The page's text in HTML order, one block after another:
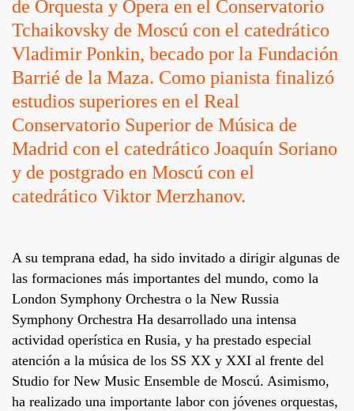
de Orquesta y Ópera en el Conservatorio
Tchaikovsky de Moscú con el catedrático
Vladimir Ponkin, becado por la Fundación
Barrié de la Maza. Como pianista finalizó
estudios superiores en el Real
Conservatorio Superior de Música de
Madrid con el catedrático Joaquín Soriano
y de postgrado en Moscú con el
catedrático Viktor Merzhanov.
A su temprana edad, ha sido invitado a dirigir algunas de
las formaciones más importantes del mundo, como la
London Symphony Orchestra o la New Russia
Symphony Orchestra Ha desarrollado una intensa
actividad operística en Rusia, y ha prestado especial
atención a la música de los SS XX y XXI al frente del
Studio for New Music Ensemble de Moscú. Asimismo,
ha realizado una importante labor con jóvenes orquestas,